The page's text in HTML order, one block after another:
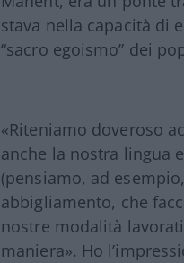
stava nella capacità di
“sacro egoismo” dei
«Riteniamo doveroso
anche la nostra lingua
(pensiamo, ad
abbigliamento, che
nostre modalità
maniera». Ho